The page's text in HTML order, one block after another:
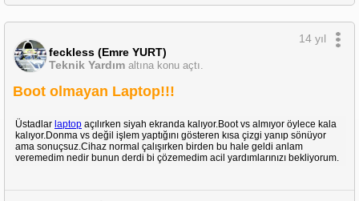
feckless (Emre YURT)
Teknik Yardım altına konu açtı.
14 yıl
Boot olmayan Laptop!!!
Üstadlar laptop açılırken siyah ekranda kalıyor.Boot vs almıyor öylece kala
kalıyor.Donma vs değil işlem yaptığını gösteren kısa çizgi yanıp sönüyor
ama sonuçsuz.Cihaz normal çalışırken birden bu hale geldi anlam
veremedim nedir bunun derdi bi çözemedim acil yardımlarınızı bekliyorum.